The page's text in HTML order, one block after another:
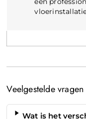
Veelgestelde vragen
Wat is het